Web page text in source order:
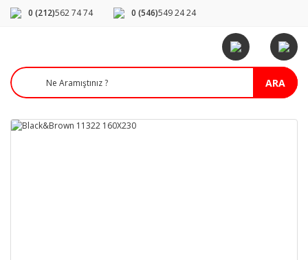
0 (212)562 74 74 0 (546)549 24 24
ARA